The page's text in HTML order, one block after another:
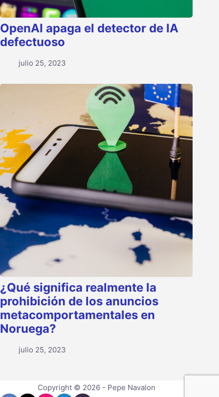
OpenAI apaga el detector de IA
defectuoso
julio 25, 2023
¿Qué significa realmente la
prohibición de los anuncios
metacomportamentales en
Noruega?
julio 25, 2023
Copyright © 2026 - Pepe Navalon